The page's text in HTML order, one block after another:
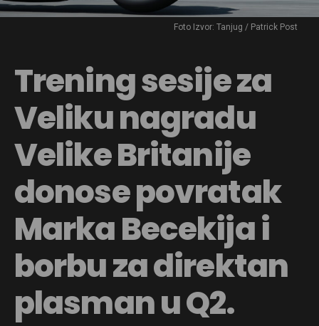
Foto Izvor: Tanjug / Patrick Post
Trening sesije za
Veliku nagradu
Velike Britanije
donose povratak
Marka Becekija i
borbu za direktan
plasman u Q2.